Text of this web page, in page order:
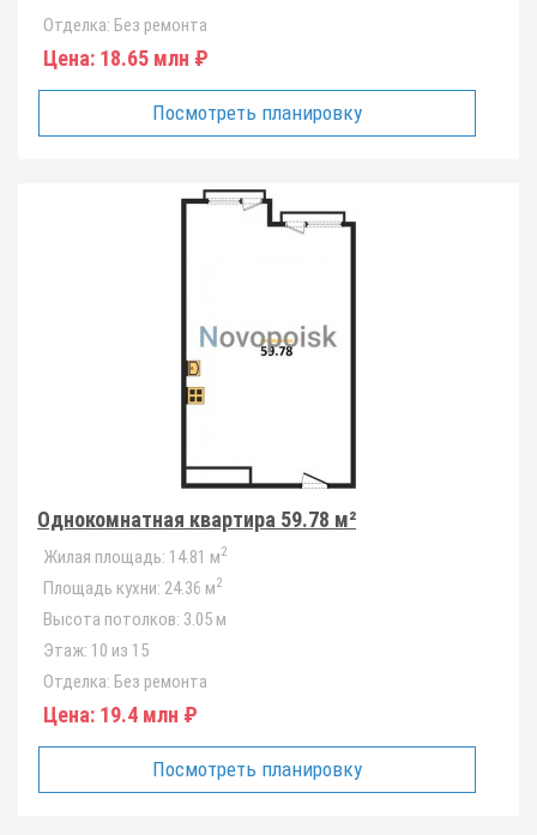
Отделка: Без ремонта
Цена: 18.65 млн ₽
Посмотреть планировку
Однокомнатная квартира 59.78 м²
Жилая площадь: 14.81 м2
Площадь кухни: 24.36 м2
Высота потолков: 3.05 м
Этаж: 10 из 15
Отделка: Без ремонта
Цена: 19.4 млн ₽
Посмотреть планировку